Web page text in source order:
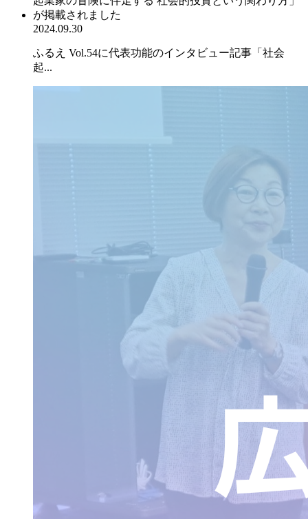
2024.09.30
ふるえ Vol.54に代表功能のインタビュー記事「社会
起...